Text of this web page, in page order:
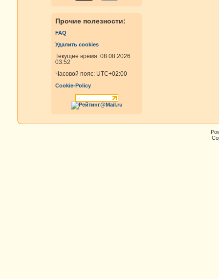
Прочие полезности:
FAQ
Удалить cookies
Текущее время: 08.08.2026
03:52
Часовой пояс: UTC+02:00
Cookie-Policy